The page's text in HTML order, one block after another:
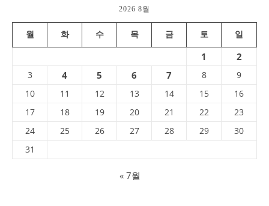
2026 8월
월 화 수 목 금 토 일
1 2
3 4 5 6 7 8
9
10
11 12 13 14 15
16
17
18 19 20 21 22
23
24
25 26 27 28 29
30
31
« 7월